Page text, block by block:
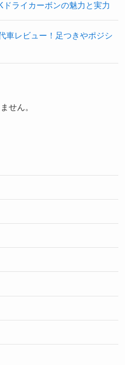
ライカーボンの魅力と実力
車レビュー！足つきやポジシ
せん。